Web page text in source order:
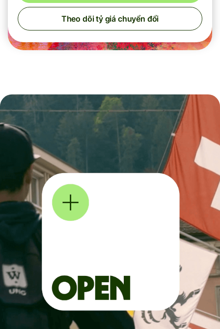
Theo dõi tỷ giá chuyển đổi